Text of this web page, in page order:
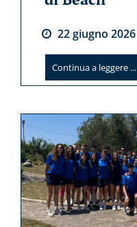
22giugno 2026
Continua a leggere ...